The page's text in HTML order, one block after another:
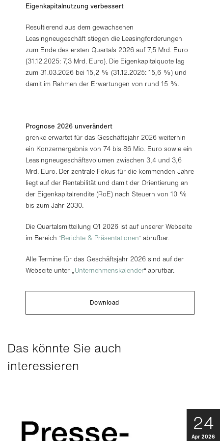
Eigenkapitalnutzung verbessert
Resultierend aus dem gewachsenen
Leasingneugeschäft stiegen die Leasingforderungen
zum Ende des ersten Quartals 2026 auf 7,5 Mrd. Euro
(31.12.2025: 7,3 Mrd. Euro). Die Eigenkapitalquote lag
zum 31.03.2026 bei 15,2 % (31.12.2025: 15,6 %) und
damit im Rahmen der Erwartungen von rund 15 %.
Prognose 2026 unverändert
grenke erwartet für das Geschäftsjahr 2026 weiterhin
ein Konzernergebnis von 74 bis 86 Mio. Euro sowie ein
Leasingneugeschäftsvolumen zwischen 3,4 und 3,6
Mrd. Euro. Der zentrale Fokus für die kommenden Jahre
liegt auf der Rentabilität und damit der Orientierung an
der Eigenkapitalrendite (RoE) nach Steuern von 10 %
bis zum Jahr 2030.
Die Quartalsmitteilung Q1 2026 ist auf unserer Webseite
im Bereich “Berichte & Präsentationen“ abrufbar.
Alle Termine für das Geschäftsjahr 2026 sind auf der
Webseite unter „Unternehmenskalender“ abrufbar.
Download
Das könnte Sie auch
interessieren
24
Apr 2026